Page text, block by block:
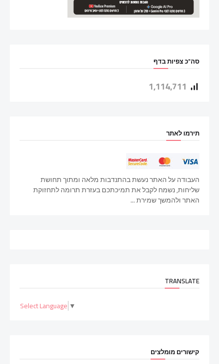
סה"כ צפיות בדף
1,114,711
תירמו לאתר
העבודה על האתר נעשת בהתנדבות מלאה ומתוך תחושת
שליחות, נשמח לקבל את תמיכתכם בעזרת תרומה לתחזוקת
האתר ולהמשך שמירת ...
TRANSLATE
Select Language ▼
קישורים מומלצים